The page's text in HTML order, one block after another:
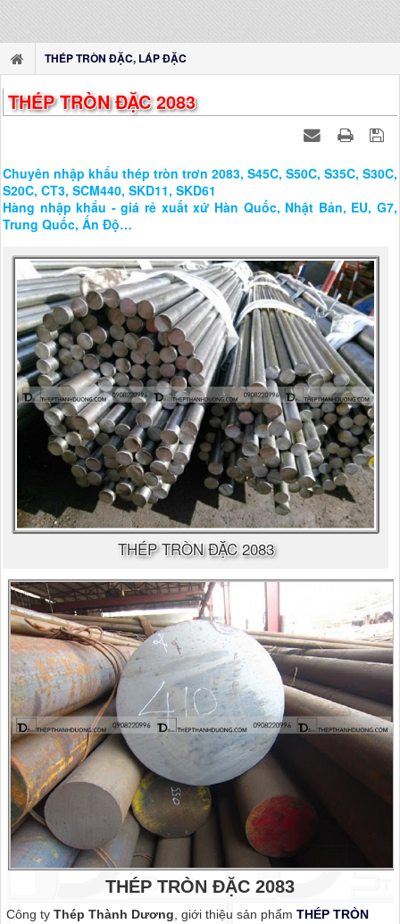
THÉP TRÒN ĐẶC, LÁP ĐẶC
THÉP TRÒN ĐẶC 2083
Chuyên nhập khẩu thép tròn trơn 2083, S45C, S50C, S35C, S30C,
S20C, CT3, SCM440, SKD11, SKD61
Hàng nhập khẩu - giá rẻ xuất xứ Hàn Quốc, Nhật Bản, EU, G7,
Trung Quốc, Ấn Độ…
THÉP TRÒN ĐẶC 2083
THÉP TRÒN ĐẶC 2083
Công tyThép Thành Dương, giới thiệu sản phẩmTHÉP TRÒN